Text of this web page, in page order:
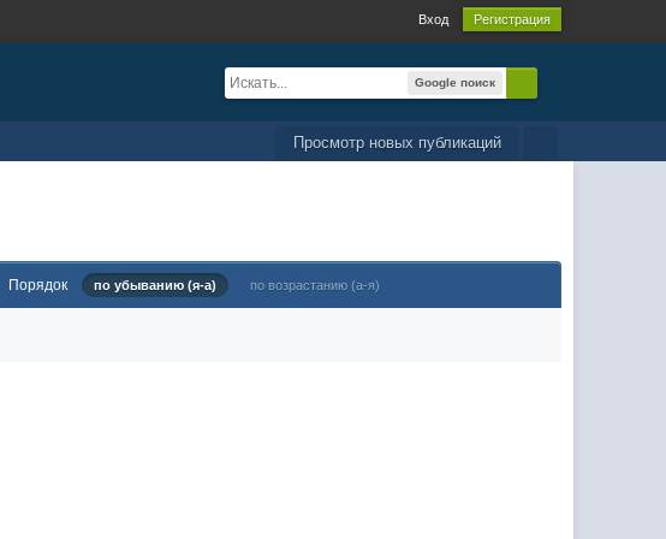
Вход Регистрация
Google поиск
Просмотр новых публикаций
Порядок по убыванию (я-а) по возрастанию (а-я)